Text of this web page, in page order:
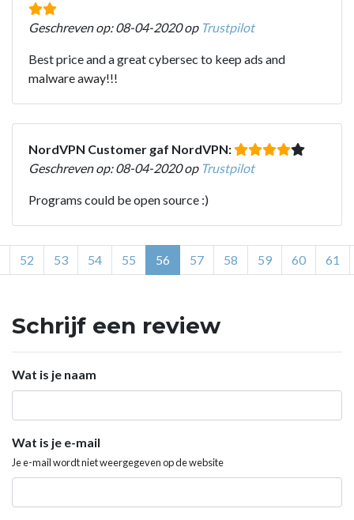
Geschreven op: 08-04-2020 op Trustpilot
Best price and a great cybersec to keep ads and
malware away!!!
NordVPN Customer gaf NordVPN:
Geschreven op: 08-04-2020 op Trustpilot
Programs could be open source :)
52 53 54 55 56 57 58 59 60 61
Schrijf een review
Wat is je naam
Wat is je e-mail
Je e-mail wordt niet weergegeven op de website